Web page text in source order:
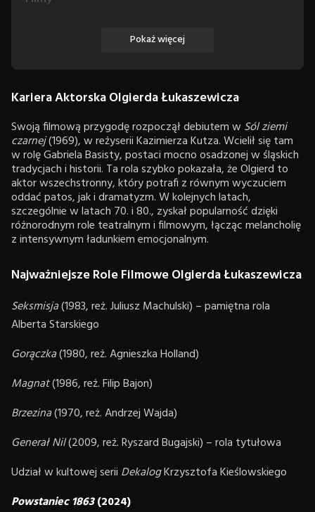
Pokaż więcej
Kariera Aktorska Olgierda Łukaszewicza
Swoją filmową przygodę rozpoczął debiutem w Sól ziemi
czarnej(1969), w reżyserii Kazimierza Kutza. Wcielił się tam
w rolę Gabriela Basisty, postaci mocno osadzonej w śląskich
tradycjach i historii. Ta rola szybko pokazała, że Olgierd to
aktor wszechstronny, który potrafi z równym wyczuciem
oddać patos, jak i dramatyzm. W kolejnych latach,
szczególnie w latach 70. i 80., zyskał popularność dzięki
różnorodnym role teatralnym i filmowym, łącząc melancholię
z intensywnym ładunkiem emocjonalnym.
Najważniejsze Role Filmowe Olgierda Łukaszewicza
Seksmisja(1983, reż. Juliusz Machulski) – pamiętna rola
Alberta Starskiego
Gorączka(1980, reż. Agnieszka Holland)
Magnat(1986, reż. Filip Bajon)
Brzezina(1970, reż. Andrzej Wajda)
Generał Nil(2009, reż. Ryszard Bugajski) – rola tytułowa
Udział w kultowej serii DekalogKrzysztofa Kieślowskiego
Powstaniec 1863(2024)